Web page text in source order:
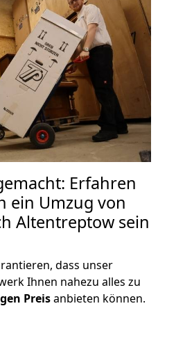
Erfahren
ein Umzug von
Altentreptow sein
dass unser
Ihnen nahezu alles zu
Preisanbieten können.